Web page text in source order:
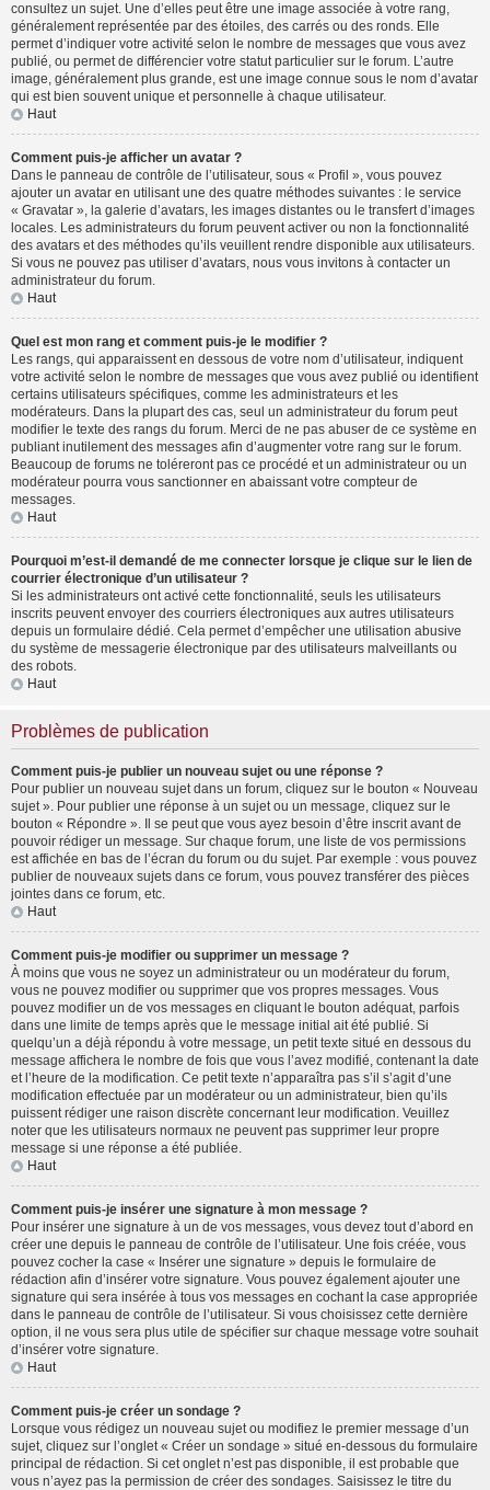
consultez un sujet. Une d’elles peut être une image associée à votre rang,
généralement représentée par des étoiles, des carrés ou des ronds. Elle
permet d’indiquer votre activité selon le nombre de messages que vous avez
publié, ou permet de différencier votre statut particulier sur le forum. L’autre
image, généralement plus grande, est une image connue sous le nom d’avatar
qui est bien souvent unique et personnelle à chaque utilisateur.
Haut
Comment puis-je afficher un avatar ?
Dans le panneau de contrôle de l’utilisateur, sous « Profil », vous pouvez
ajouter un avatar en utilisant une des quatre méthodes suivantes : le service
« Gravatar », la galerie d’avatars, les images distantes ou le transfert d’images
locales. Les administrateurs du forum peuvent activer ou non la fonctionnalité
des avatars et des méthodes qu’ils veuillent rendre disponible aux utilisateurs.
Si vous ne pouvez pas utiliser d’avatars, nous vous invitons à contacter un
administrateur du forum.
Haut
Quel est mon rang et comment puis-je le modifier ?
Les rangs, qui apparaissent en dessous de votre nom d’utilisateur, indiquent
votre activité selon le nombre de messages que vous avez publié ou identifient
certains utilisateurs spécifiques, comme les administrateurs et les
modérateurs. Dans la plupart des cas, seul un administrateur du forum peut
modifier le texte des rangs du forum. Merci de ne pas abuser de ce système en
publiant inutilement des messages afin d’augmenter votre rang sur le forum.
Beaucoup de forums ne toléreront pas ce procédé et un administrateur ou un
modérateur pourra vous sanctionner en abaissant votre compteur de
messages.
Haut
Pourquoi m’est-il demandé de me connecter lorsque je clique sur le lien de
courrier électronique d’un utilisateur ?
Si les administrateurs ont activé cette fonctionnalité, seuls les utilisateurs
inscrits peuvent envoyer des courriers électroniques aux autres utilisateurs
depuis un formulaire dédié. Cela permet d’empêcher une utilisation abusive
du système de messagerie électronique par des utilisateurs malveillants ou
des robots.
Haut
Problèmes de publication
Comment puis-je publier un nouveau sujet ou une réponse ?
Pour publier un nouveau sujet dans un forum, cliquez sur le bouton « Nouveau
sujet ». Pour publier une réponse à un sujet ou un message, cliquez sur le
bouton « Répondre ». Il se peut que vous ayez besoin d’être inscrit avant de
pouvoir rédiger un message. Sur chaque forum, une liste de vos permissions
est affichée en bas de l’écran du forum ou du sujet. Par exemple : vous pouvez
publier de nouveaux sujets dans ce forum, vous pouvez transférer des pièces
jointes dans ce forum, etc.
Haut
Comment puis-je modifier ou supprimer un message ?
À moins que vous ne soyez un administrateur ou un modérateur du forum,
vous ne pouvez modifier ou supprimer que vos propres messages. Vous
pouvez modifier un de vos messages en cliquant le bouton adéquat, parfois
dans une limite de temps après que le message initial ait été publié. Si
quelqu’un a déjà répondu à votre message, un petit texte situé en dessous du
message affichera le nombre de fois que vous l’avez modifié, contenant la date
et l’heure de la modification. Ce petit texte n’apparaîtra pas s’il s’agit d’une
modification effectuée par un modérateur ou un administrateur, bien qu’ils
puissent rédiger une raison discrète concernant leur modification. Veuillez
noter que les utilisateurs normaux ne peuvent pas supprimer leur propre
message si une réponse a été publiée.
Haut
Comment puis-je insérer une signature à mon message ?
Pour insérer une signature à un de vos messages, vous devez tout d’abord en
créer une depuis le panneau de contrôle de l’utilisateur. Une fois créée, vous
pouvez cocher la case « Insérer une signature » depuis le formulaire de
rédaction afin d’insérer votre signature. Vous pouvez également ajouter une
signature qui sera insérée à tous vos messages en cochant la case appropriée
dans le panneau de contrôle de l’utilisateur. Si vous choisissez cette dernière
option, il ne vous sera plus utile de spécifier sur chaque message votre souhait
d’insérer votre signature.
Haut
Comment puis-je créer un sondage ?
Lorsque vous rédigez un nouveau sujet ou modifiez le premier message d’un
sujet, cliquez sur l’onglet « Créer un sondage » situé en-dessous du formulaire
principal de rédaction. Si cet onglet n’est pas disponible, il est probable que
vous n’ayez pas la permission de créer des sondages. Saisissez le titre du